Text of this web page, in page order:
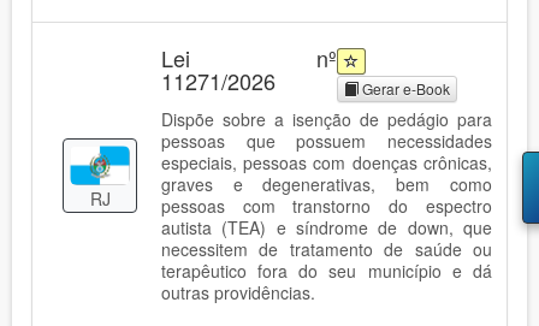
RJ
Lei nº
11271/2026 Gerar e-Book
Dispõe sobre a isenção de pedágio para
pessoas que possuem necessidades
especiais, pessoas com doenças crônicas,
graves e degenerativas, bem como
pessoas com transtorno do espectro
autista (TEA) e síndrome de down, que
necessitem de tratamento de saúde ou
terapêutico fora do seu município e dá
outras providências.